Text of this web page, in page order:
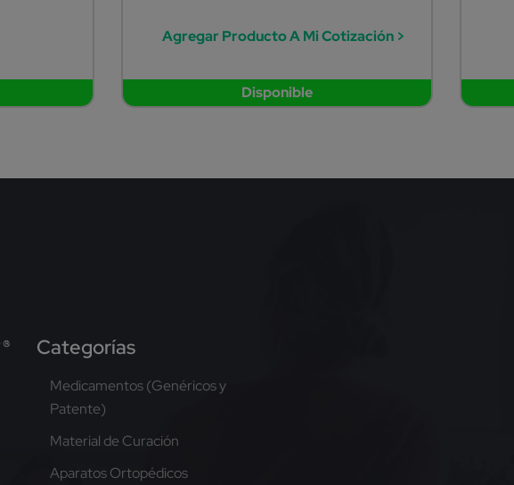
Disponible
Agregar Producto A Mi Cotización >
Categorías
Medicamentos (Genéricos y
Patente)
Material de Curación
Aparatos Ortopédicos